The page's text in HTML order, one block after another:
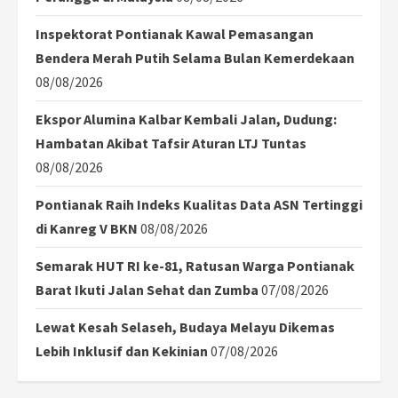
Inspektorat Pontianak Kawal Pemasangan
Bendera Merah Putih Selama Bulan Kemerdekaan
08/08/2026
Ekspor Alumina Kalbar Kembali Jalan, Dudung:
Hambatan Akibat Tafsir Aturan LTJ Tuntas
08/08/2026
Pontianak Raih Indeks Kualitas Data ASN Tertinggi
di Kanreg V BKN 08/08/2026
Semarak HUT RI ke-81, Ratusan Warga Pontianak
Barat Ikuti Jalan Sehat dan Zumba 07/08/2026
Lewat Kesah Selaseh, Budaya Melayu Dikemas
Lebih Inklusif dan Kekinian 07/08/2026